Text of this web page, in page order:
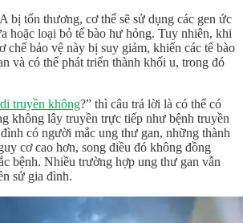
bị tổn thương, cơ thể sẽ sử dụng các gen ức
hoặc loại bỏ tế bào hư hỏng. Tuy nhiên, khi
chế bảo vệ này bị suy giảm, khiến các tế bào
và có thể phát triển thành khối u, trong đó
truyền không?” thì câu trả lời là có thể có
không lây truyền trực tiếp như bệnh truyền
có người mắc ung thư gan, những thành
cơ cao hơn, song điều đó không đồng
bệnh. Nhiều trường hợp ung thư gan vẫn
sử gia đình.